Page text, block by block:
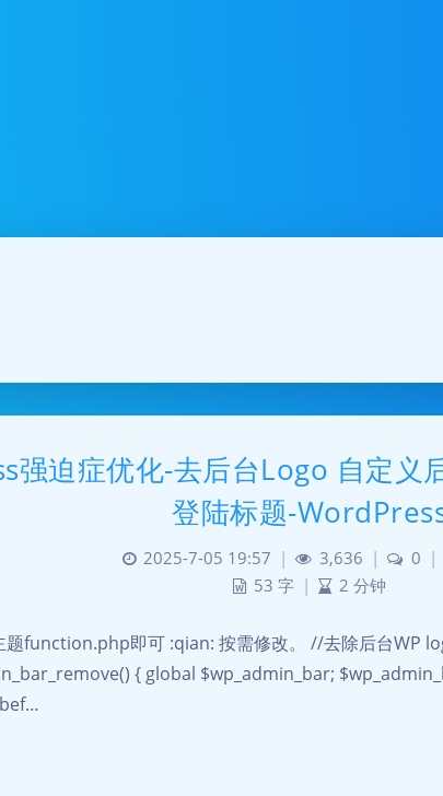
强迫症优化-去后台Logo 自定义
登陆标题-
2025-7-05 19:57 | 3,636 | 0 |
53 字 | 2 分钟
题function.php即可 :qian: 按需修改。 //去除后台WP
{ global $wp_admin_bar;